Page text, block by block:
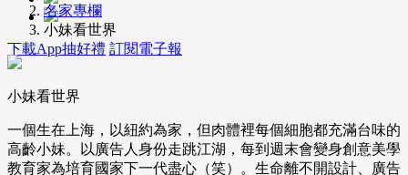
下載App抽好禮 訂閱電子報
名家專欄
小妹看世界
小妹看世界
一個生在上海，以紐約為家，但肉體裡每個細胞都充滿台味的
高齡小妹。以廣告人身份走跳江湖，每到週末會變身創意美學
教育家為培育國家下一代盡心（笑）。生命離不開設計、廣告